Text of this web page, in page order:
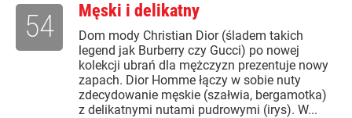
Męski i delikatny
Dom mody Christian Dior (śladem takich
legend jak Burberry czy Gucci) po nowej
kolekcji ubrań dla mężczyzn prezentuje nowy
zapach. Dior Homme łączy w sobie nuty
zdecydowanie męskie (szałwia, bergamotka)
z delikatnymi nutami pudrowymi (irys). W...
54